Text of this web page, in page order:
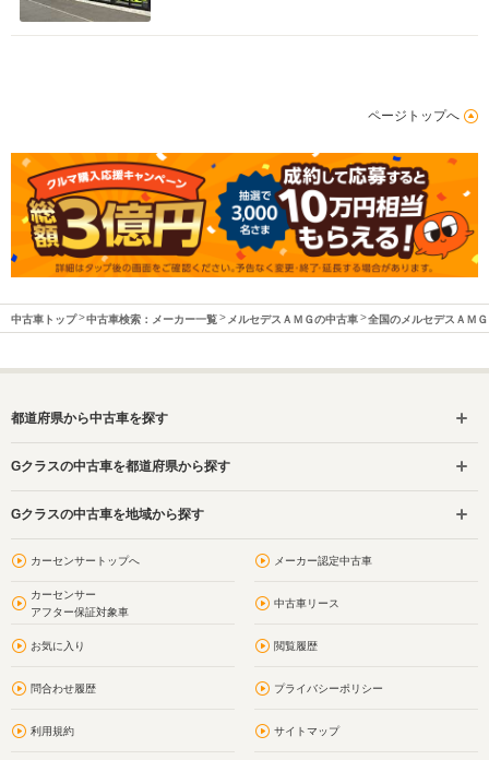
ページトップへ
中古車トップ 中古車検索：メーカー一覧 メルセデスＡＭＧの中古車 全国のメルセデスＡＭＧ
都道府県から中古車を探す
Gクラスの中古車を都道府県から探す
Gクラスの中古車を地域から探す
カーセンサートップへ メーカー認定中古車
カーセンサー
アフター保証対象車
中古車リース
お気に入り 閲覧履歴
問合わせ履歴 プライバシーポリシー
利用規約 サイトマップ